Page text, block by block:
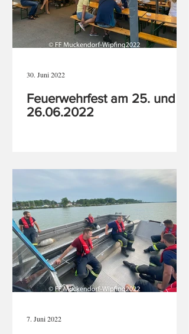
Feuerwehrfest am 25. und
26.06.2022
30. Juni 2022
7. Juni 2022